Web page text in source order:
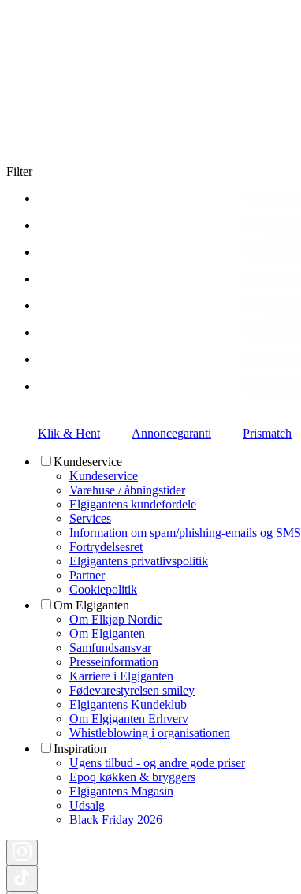
Filter
Klik & Hent Annoncegaranti Prismatch
Kundeservice
Kundeservice
Varehuse / åbningstider
Elgigantens kundefordele
Services
Information om spam/phishing-emails og SMS
Fortrydelsesret
Elgigantens privatlivspolitik
Partner
Cookiepolitik
Om Elgiganten
Om Elkjøp Nordic
Om Elgiganten
Samfundsansvar
Presseinformation
Karriere i Elgiganten
Fødevarestyrelsen smiley
Elgigantens Kundeklub
Om Elgiganten Erhverv
Whistleblowing i organisationen
Inspiration
Ugens tilbud - og andre gode priser
Epoq køkken & bryggers
Elgigantens Magasin
Udsalg
Black Friday 2026